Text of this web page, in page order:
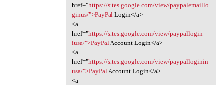
href="https://sites.google.com/view/paypalemaillo
ginus/">PayPal Login</a>
<a
href="https://sites.google.com/view/paypallogin-
iusa/">PayPal Account Login</a>
<a
href="https://sites.google.com/view/paypalloginin
usa/">PayPal Account Login</a>
<a